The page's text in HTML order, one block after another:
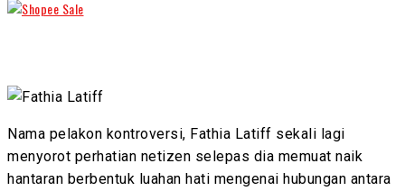
Nama pelakon kontroversi, Fathia Latiff sekali lagi
menyorot perhatian netizen selepas dia memuat naik
hantaran berbentuk luahan hati mengenai hubungan antara